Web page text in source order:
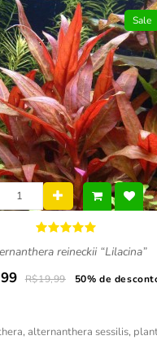
Sale
reineckii “Lilacina”
R$19,99 50% de
, alternanthera sessilis,